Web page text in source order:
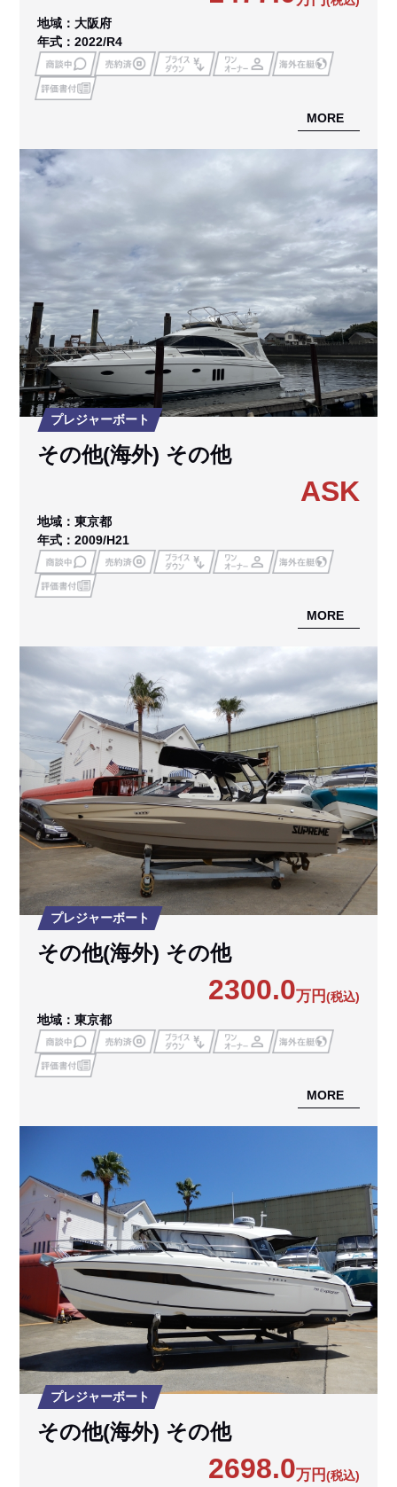
地域：大阪府
年式：2022/R4
MORE
プレジャーボート
その他(海外) その他
ASK
地域：東京都
年式：2009/H21
MORE
プレジャーボート
その他(海外) その他
2300.0万円(税込)
地域：東京都
MORE
プレジャーボート
その他(海外) その他
2698.0万円(税込)